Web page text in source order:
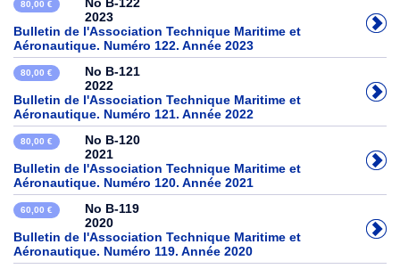
80,00 €
2023
Bulletin de l'Association Technique Maritime et
Aéronautique. Numéro 122. Année 2023
80,00 €
No B-121
2022
Bulletin de l'Association Technique Maritime et
Aéronautique. Numéro 121. Année 2022
80,00 €
No B-120
2021
Bulletin de l'Association Technique Maritime et
Aéronautique. Numéro 120. Année 2021
60,00 €
No B-119
2020
Bulletin de l'Association Technique Maritime et
Aéronautique. Numéro 119. Année 2020